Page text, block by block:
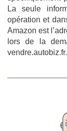
La seule
opération et
Amazon est
lors de la
vendre.autobiz.fr.